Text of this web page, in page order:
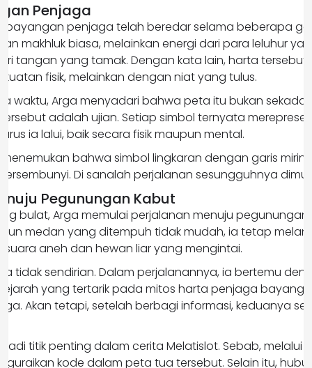
Penjaga
penjaga telah beredar selama beberapa
makhluk biasa, melainkan energi dari para leluhur
tangan yang tamak. Dengan kata lain, harta tersebut
fisik, melainkan dengan niat yang tulus.
waktu, Arga menyadari bahwa peta itu bukan
adalah ujian. Setiap simbol ternyata
ia lalui, baik secara fisik maupun mental.
menemukan bahwa simbol lingkaran dengan garis
Di sanalah perjalanan sesungguhnya
Pegunungan Kabut
bulat, Arga memulai perjalanan menuju
medan yang ditempuh tidak mudah, ia tetap
suara aneh dan hewan liar yang mengintai.
tidak sendirian. Dalam perjalanannya, ia bertemu
yang tertarik pada mitos harta penjaga
Akan tetapi, setelah berbagi informasi, keduanya
titik penting dalam cerita Melatislot. Sebab, melalui
kode dalam peta tua tersebut. Selain itu,